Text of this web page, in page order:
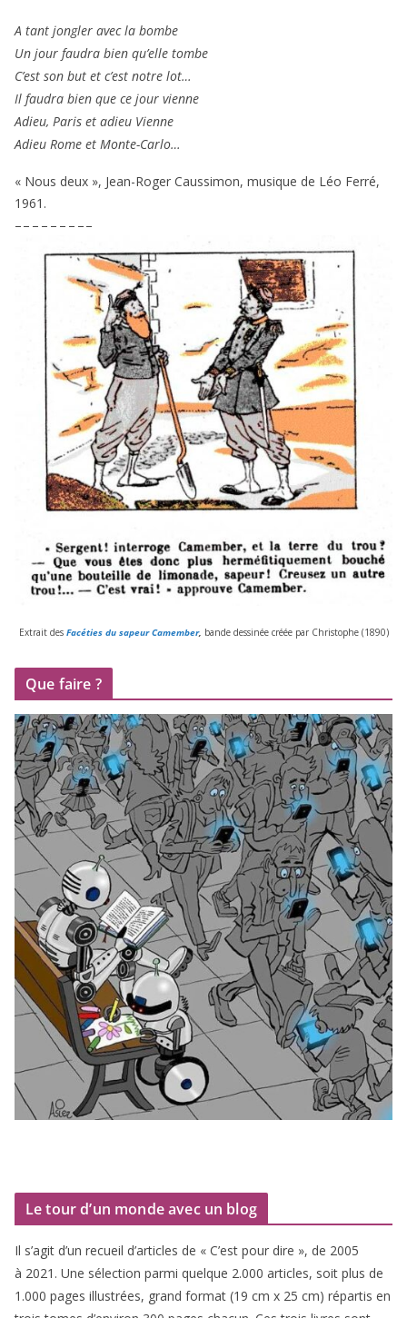
A tant jon­gler avec la bombe
Un jour fau­dra bien qu’elle tombe
C’est son but et c’est notre lot…
Il fau­dra bien que ce jour vienne
Adieu, Paris et adieu Vienne
Adieu Rome et Monte-Carlo…
« Nous deux », Jean-Roger Caussimon, musique de Léo Ferré,
1961 .
– – – – – – – – –
Extrait desFacéties du sapeur Camember, bande des­si­née créée par Christophe (1890)
Que faire ?
Le tour d’un monde avec un blog
Il s’agit d’un recueil d’ar­ticles de « C’est pour dire », de 2005
à 2021 . Une sélec­tion par­mi quelque 2.000 articles, soit plus de
1 .000 pages illus­trées, grand for­mat (19 cm x 25 cm) répar­tis en